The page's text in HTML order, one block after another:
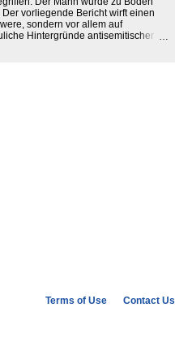
vorliegende Bericht wirft einen
sondern vor allem auf
Hintergründe antisemitischer
Terms of Use Contact Us